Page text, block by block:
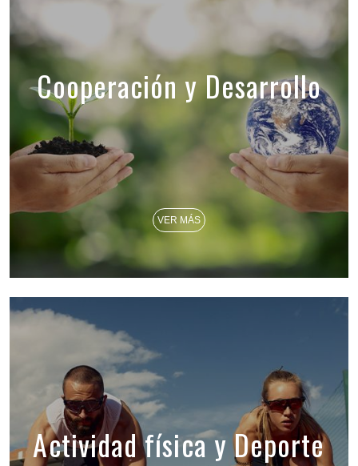
Cooperación y Desarrollo
VER MÁS
Actividad física y Deporte